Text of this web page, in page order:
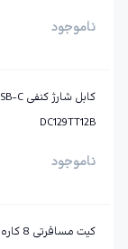
ناموجود
DC129TT12B
ناموجود
کیت مسافرتی 8 کاره بودی مدل Budi DC516CB